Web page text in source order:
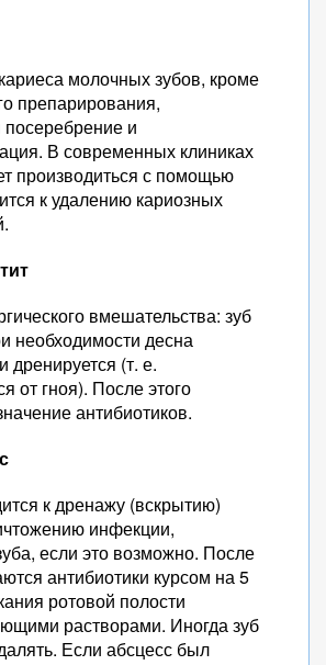
молочных зубов, кроме
препарирования,
и
В современных клиниках
производиться с помощью
к удалению кариозных
вмешательства: зуб
необходимости десна
дренируется (т. е.
от гноя). После этого
антибиотиков.
к дренажу (вскрытию)
инфекции,
если это возможно. После
антибиотики курсом на 5
ротовой полости
растворами. Иногда зуб
Если абсцесс был